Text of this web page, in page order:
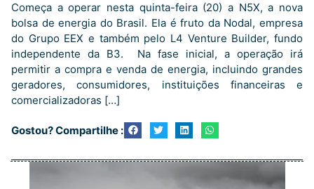
Começa a operar nesta quinta-feira (20) a N5X, a nova
bolsa de energia do Brasil. Ela é fruto da Nodal, empresa
do Grupo EEX e também pelo L4 Venture Builder, fundo
independente da B3. Na fase inicial, a operação irá
permitir a compra e venda de energia, incluindo grandes
geradores, consumidores, instituições financeiras e
comercializadoras […]
Gostou? Compartilhe :